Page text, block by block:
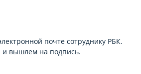
почте сотруднику РБК.
и вышлем на подпись.